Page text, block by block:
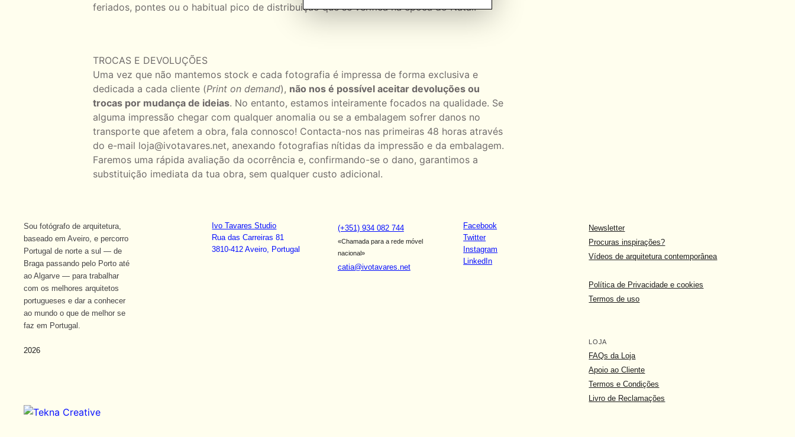
feriados, pontes ou o habitual pico de distribuição que se verifica na época do Natal.
TROCAS E DEVOLUÇÕES
Uma vez que não mantemos stock e cada fotografia é impressa de forma exclusiva e
dedicada a cada cliente (Print on demand), não nos é possível aceitar devoluções ou
trocas por mudança de ideias. No entanto, estamos inteiramente focados na qualidade. Se
alguma impressão chegar com qualquer anomalia ou se a embalagem sofrer danos no
transporte que afetem a obra, fala connosco! Contacta-nos nas primeiras 48 horas através
do e-mail loja@ivotavares.net, anexando fotografias nítidas da impressão e da embalagem.
Faremos uma rápida avaliação da ocorrência e, confirmando-se o dano, garantimos a
substituição imediata da tua obra, sem qualquer custo adicional.
Sou fotógrafo de arquitetura,
baseado em Aveiro, e percorro
Portugal de norte a sul — de
Braga passando pelo Porto até
ao Algarve — para trabalhar
com os melhores arquitetos
portugueses e dar a conhecer
ao mundo o que de melhor se
faz em Portugal.
2026
Ivo Tavares Studio
Rua das Carreiras 81
3810-412 Aveiro, Portugal
(+351) 934 082 744
«Chamada para a rede móvel
nacional»
catia@ivotavares.net
Facebook
Twitter
Instagram
LinkedIn
Newsletter
Procuras inspirações?
Vídeos de arquitetura contemporânea
Política de Privacidade e cookies
Termos de uso
LOJA
FAQs da Loja
Apoio ao Cliente
Termos e Condições
Livro de Reclamações